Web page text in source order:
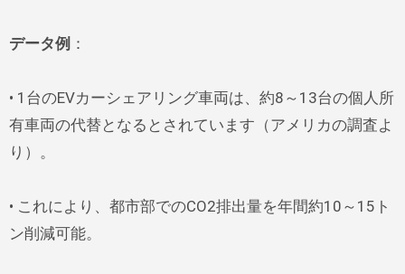
データ例 ：
• 1台のEVカーシェアリング車両は、約8～13台の個人所
有車両の代替となるとされています（アメリカの調査よ
り）。
• これにより、都市部でのCO2排出量を年間約10～15ト
ン削減可能。